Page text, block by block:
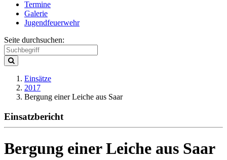
Termine
Galerie
Jugendfeuerwehr
Seite durchsuchen:
Einsätze
2017
Bergung einer Leiche aus Saar
Einsatzbericht
Bergung einer Leiche aus Saar